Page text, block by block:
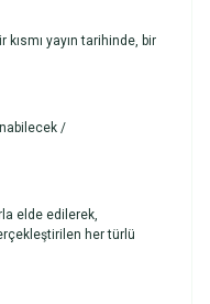
kısmı yayın tarihinde, bir
/
elde edilerek,
her türlü